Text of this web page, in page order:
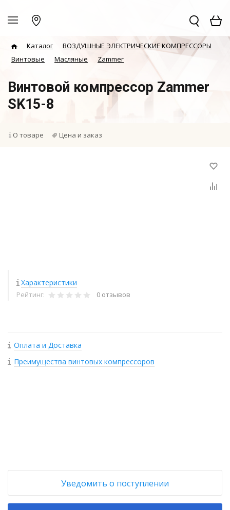
Каталог
ВОЗДУШНЫЕ ЭЛЕКТРИЧЕСКИЕ КОМПРЕССОРЫ
Винтовые
Масляные Zammer
Винтовой компрессор Zammer
SK15-8
О товаре Цена и заказ
Характеристики
Рейтинг: 0 отзывов
Оплата и Доставка
Преимущества винтовых компрессоров
Уведомить о поступлении